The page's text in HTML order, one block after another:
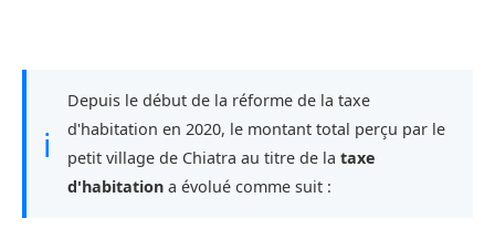
ℹ
Depuis le début de la réforme de la taxe
d'habitation en 2020, le montant total perçu par le
petit village de Chiatra au titre de la taxe
d'habitation a évolué comme suit :